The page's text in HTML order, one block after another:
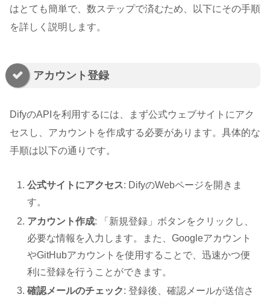
はとても簡単で、数ステップで済むため、以下にその手順
を詳しく説明します。
アカウント登録
DifyのAPIを利用するには、まず公式ウェブサイトにアク
セスし、アカウントを作成する必要があります。具体的な
手順は以下の通りです。
公式サイトにアクセス: DifyのWebページを開きま
す。
アカウント作成: 「新規登録」ボタンをクリックし、
必要な情報を入力します。また、Googleアカウント
やGitHubアカウントを使用することで、迅速かつ便
利に登録を行うことができます。
確認メールのチェック: 登録後、確認メールが送信さ